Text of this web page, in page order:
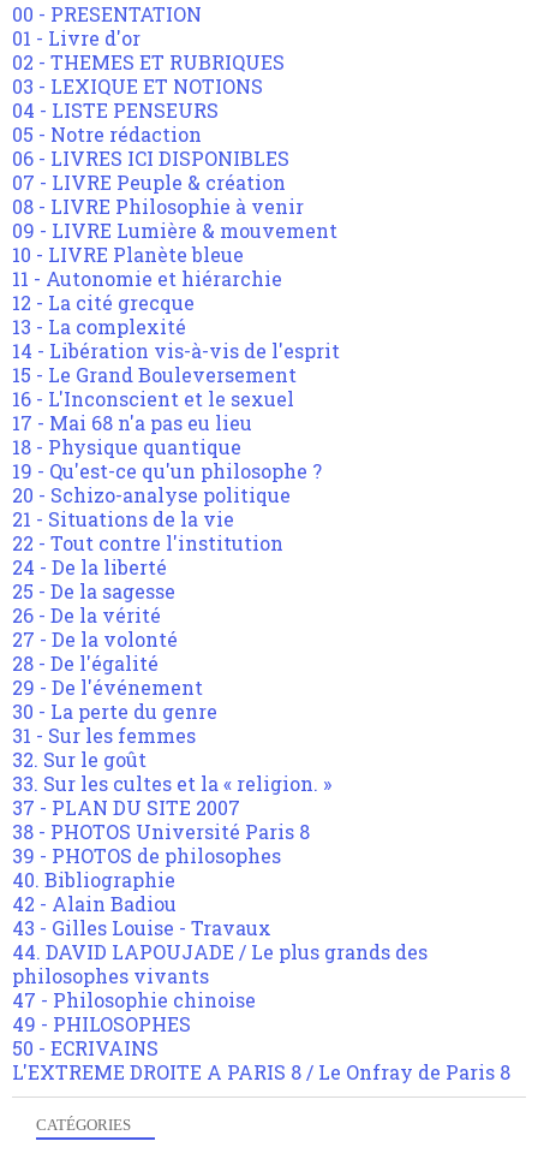
00 - PRESENTATION
01 - Livre d'or
02 - THEMES ET RUBRIQUES
03 - LEXIQUE ET NOTIONS
04 - LISTE PENSEURS
05 - Notre rédaction
06 - LIVRES ICI DISPONIBLES
07 - LIVRE Peuple & création
08 - LIVRE Philosophie à venir
09 - LIVRE Lumière & mouvement
10 - LIVRE Planète bleue
11 - Autonomie et hiérarchie
12 - La cité grecque
13 - La complexité
14 - Libération vis-à-vis de l'esprit
15 - Le Grand Bouleversement
16 - L'Inconscient et le sexuel
17 - Mai 68 n'a pas eu lieu
18 - Physique quantique
19 - Qu'est-ce qu'un philosophe ?
20 - Schizo-analyse politique
21 - Situations de la vie
22 - Tout contre l'institution
24 - De la liberté
25 - De la sagesse
26 - De la vérité
27 - De la volonté
28 - De l'égalité
29 - De l'événement
30 - La perte du genre
31 - Sur les femmes
32. Sur le goût
33. Sur les cultes et la « religion. »
37 - PLAN DU SITE 2007
38 - PHOTOS Université Paris 8
39 - PHOTOS de philosophes
40. Bibliographie
42 - Alain Badiou
43 - Gilles Louise - Travaux
44. DAVID LAPOUJADE / Le plus grands des
philosophes vivants
47 - Philosophie chinoise
49 - PHILOSOPHES
50 - ECRIVAINS
L'EXTREME DROITE A PARIS 8 / Le Onfray de Paris 8
CATÉGORIES